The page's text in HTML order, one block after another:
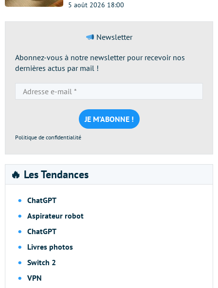
5 août 2026 18:00
Newsletter
Abonnez-vous à notre newsletter pour recevoir nos
dernières actus par mail !
e-
mail
*
Politique de confidentialité
🔥 Les Tendances
ChatGPT
Aspirateur robot
ChatGPT
Livres photos
Switch 2
VPN